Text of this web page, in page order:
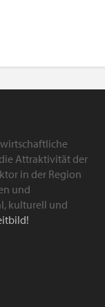
wirtschaftliche
Attraktivität der
in der Region
und
kulturell und